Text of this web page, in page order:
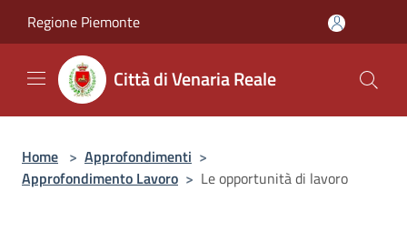
Regione Piemonte
Città di Venaria Reale
Home > Approfondimenti >
Approfondimento Lavoro > Le opportunità di lavoro